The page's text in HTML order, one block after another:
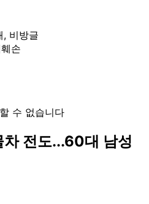
, 비방글
손
수 없습니다
전도...60대 남성